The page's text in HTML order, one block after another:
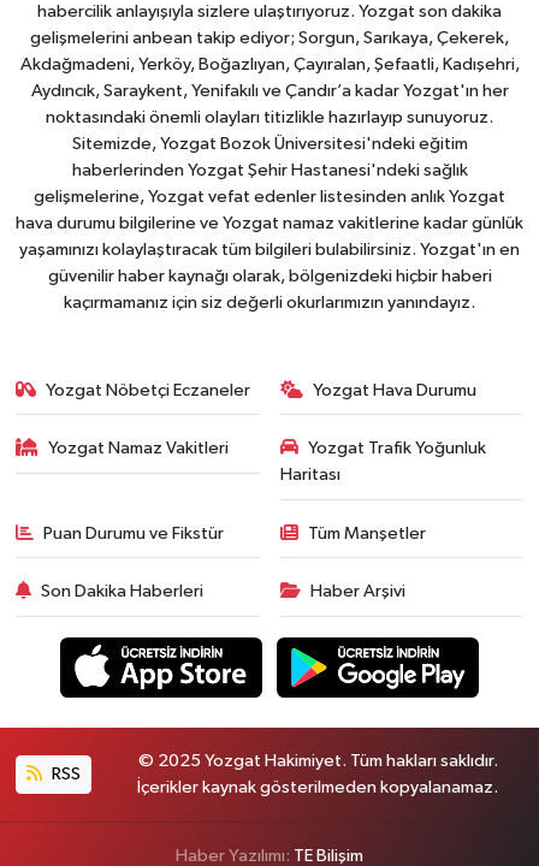
habercilik anlayışıyla sizlere ulaştırıyoruz. Yozgat son dakika
gelişmelerini anbean takip ediyor; Sorgun, Sarıkaya, Çekerek,
Akdağmadeni, Yerköy, Boğazlıyan, Çayıralan, Şefaatli, Kadışehri,
Aydıncık, Saraykent, Yenifakılı ve Çandır’a kadar Yozgat'ın her
noktasındaki önemli olayları titizlikle hazırlayıp sunuyoruz.
Sitemizde, Yozgat Bozok Üniversitesi'ndeki eğitim
haberlerinden Yozgat Şehir Hastanesi'ndeki sağlık
gelişmelerine, Yozgat vefat edenler listesinden anlık Yozgat
hava durumu bilgilerine ve Yozgat namaz vakitlerine kadar günlük
yaşamınızı kolaylaştıracak tüm bilgileri bulabilirsiniz. Yozgat'ın en
güvenilir haber kaynağı olarak, bölgenizdeki hiçbir haberi
kaçırmamanız için siz değerli okurlarımızın yanındayız.
Yozgat Nöbetçi Eczaneler Yozgat Hava Durumu
Yozgat Namaz Vakitleri
Yozgat Trafik Yoğunluk
Haritası
Puan Durumu ve Fikstür Tüm Manşetler
Son Dakika Haberleri Haber Arşivi
RSS
© 2025 Yozgat Hakimiyet. Tüm hakları saklıdır.
İçerikler kaynak gösterilmeden kopyalanamaz.
Haber Yazılımı: TE Bilişim